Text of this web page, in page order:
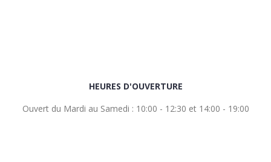
HEURES D'OUVERTURE
Ouvert du Mardi au Samedi : 10:00 - 12:30 et 14:00 - 19:00